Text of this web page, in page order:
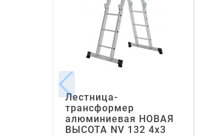
Лестница-
трансформер
алюминиевая НОВАЯ
ВЫСОТА NV 132 4х3